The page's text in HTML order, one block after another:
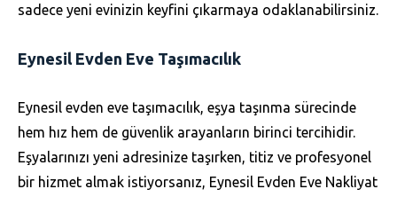
sadece yeni evinizin keyfini çıkarmaya odaklanabilirsiniz.
Eynesil Evden Eve Taşımacılık
Eynesil evden eve taşımacılık, eşya taşınma sürecinde
hem hız hem de güvenlik arayanların birinci tercihidir.
Eşyalarınızı yeni adresinize taşırken, titiz ve profesyonel
bir hizmet almak istiyorsanız, Eynesil Evden Eve Nakliyat